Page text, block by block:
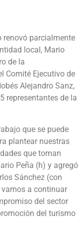
renovó parcialmente
local, Mario
de la
Comité Ejecutivo de
Alejandro Sanz,
representantes de la
que se puede
plantear nuestras
que toman
Peña (h) y agregó
Sánchez (con
a continuar
del sector
del turismo